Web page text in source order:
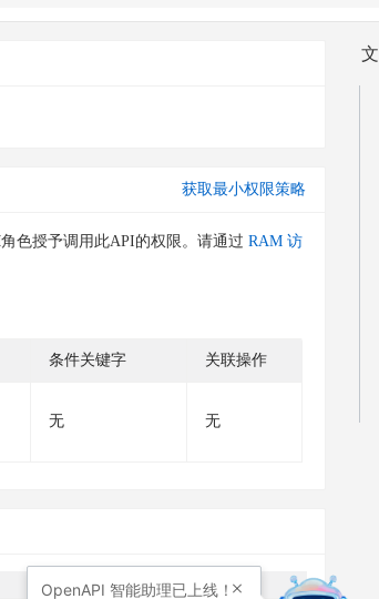
获取最小权限策略
色授予调用此API的权限。请通过 RAM 访
条件关键字 关联操作
无 无
OpenAPI 智能助理已上线！